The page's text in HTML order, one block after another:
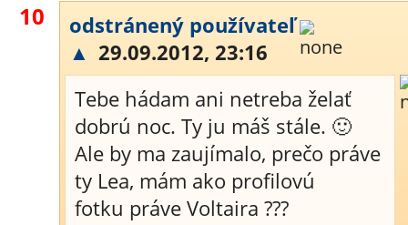
10
odstránený používateľ
▲ 29.09.2012, 23:16
Tebe hádam ani netreba želať
dobrú noc. Ty ju máš stále. 🙂
Ale by ma zaujímalo, prečo práve
ty Lea, mám ako profilovú
fotku práve Voltaira ???